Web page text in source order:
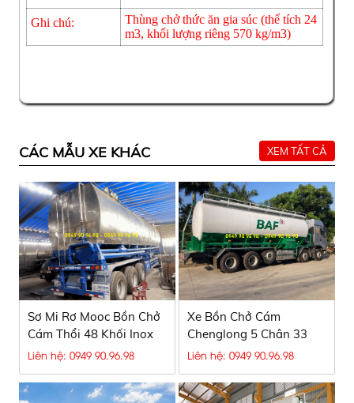
Ghi chú:
Thùng chở thức ăn gia súc (thể tích 24
m3, khối lượng riêng 570 kg/m3)
CÁC MẪU XE KHÁC XEM TẤT CẢ
Sơ Mi Rơ Mooc Bồn Chở
Cám Thổi 48 Khối Inox
304 – Giải Pháp Vận
Nuôi Hiệu Quả, Bền Bỉ,
Liên hệ: 0949 90.96.98
Xe Bồn Chở Cám
Chenglong 5 Chân 33
Khối Dạng Thổi | Giá Tốt
Liên hệ: 0949 90.96.98